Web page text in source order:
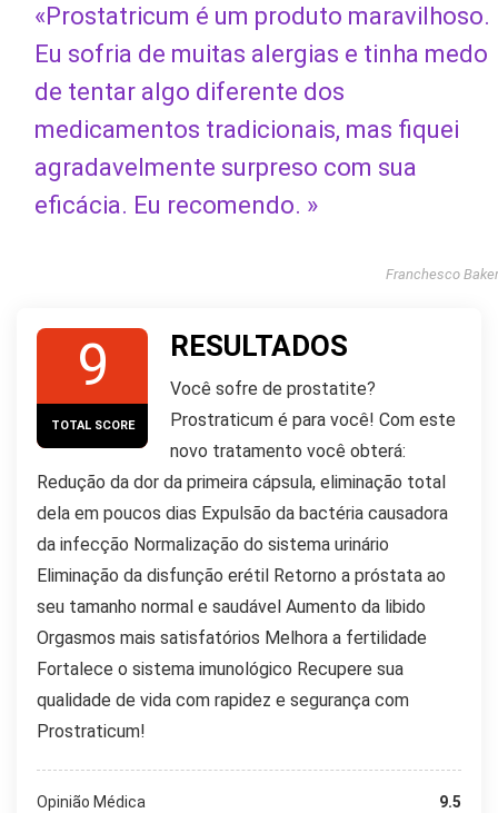
«Prostatricum é um produto maravilhoso.
Eu sofria de muitas alergias e tinha medo
de tentar algo diferente dos
medicamentos tradicionais, mas fiquei
agradavelmente surpreso com sua
eficácia. Eu recomendo. »
Franchesco Baker
9
TOTAL SCORE
RESULTADOS
Você sofre de prostatite?
Prostraticum é para você! Com este
novo tratamento você obterá:
Redução da dor da primeira cápsula, eliminação total
dela em poucos dias Expulsão da bactéria causadora
da infecção Normalização do sistema urinário
Eliminação da disfunção erétil Retorno a próstata ao
seu tamanho normal e saudável Aumento da libido
Orgasmos mais satisfatórios Melhora a fertilidade
Fortalece o sistema imunológico Recupere sua
qualidade de vida com rapidez e segurança com
Prostraticum!
Opinião Médica 9.5